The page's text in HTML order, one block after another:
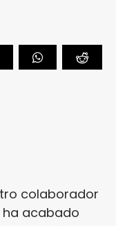
colaborador
ha acabado